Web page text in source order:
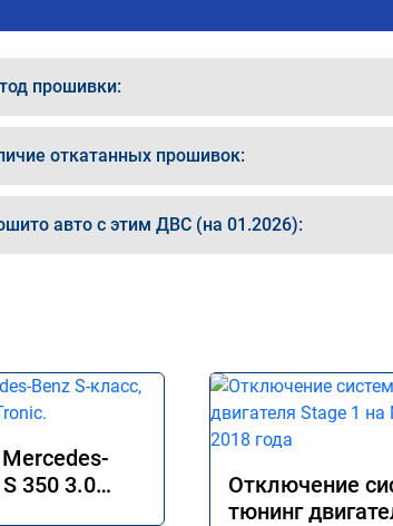
прошивки:
откатанных прошивок:
авто с этим ДВС (на 01.2026):
350 3.0
Отключение
тюнинг